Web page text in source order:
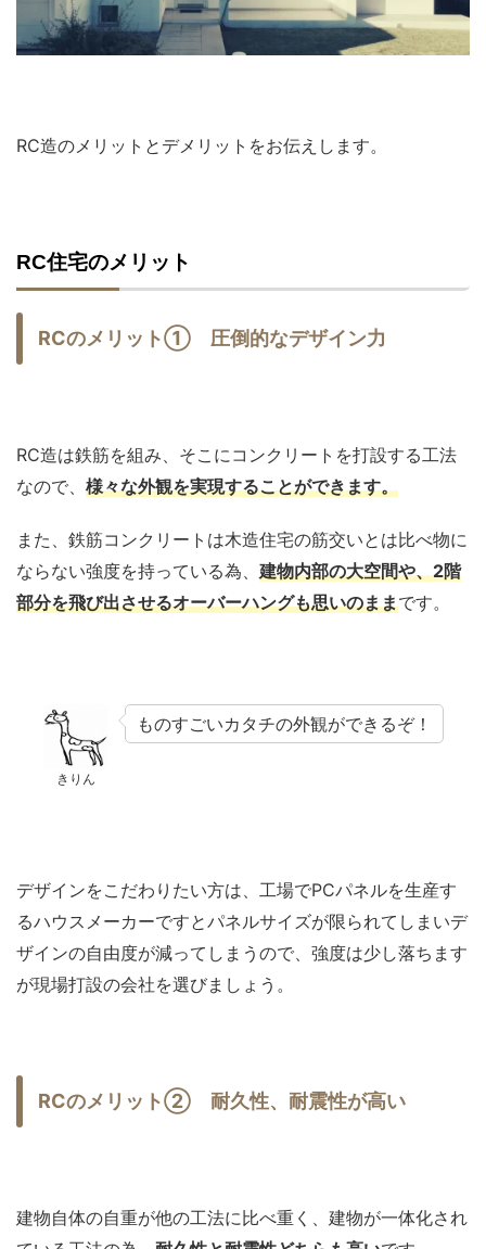
RC造のメリットとデメリットをお伝えします。
RC住宅のメリット
RCのメリット① 圧倒的なデザイン力
RC造は鉄筋を組み、そこにコンクリートを打設する工法
なので、 様々な外観を実現することができます。
また、鉄筋コンクリートは木造住宅の筋交いとは比べ物に
ならない強度を持っている為、 建物内部の大空間や、2階
部分を飛び出させるオーバーハングも思いのままです。
きりん
ものすごいカタチの外観ができるぞ！
デザインをこだわりたい方は、工場でPCパネルを生産す
るハウスメーカーですとパネルサイズが限られてしまいデ
ザインの自由度が減ってしまうので、強度は少し落ちます
が現場打設の会社を選びましょう。
RCのメリット② 耐久性、耐震性が高い
建物自体の自重が他の工法に比べ重く、建物が一体化され